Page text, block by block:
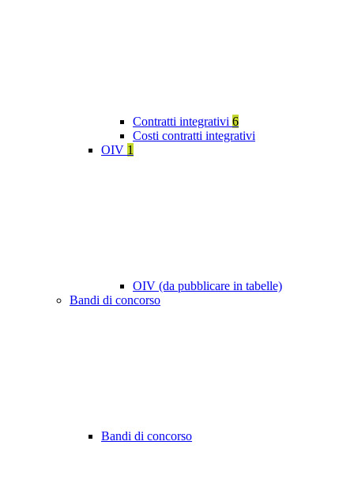
Contratti integrativi 6
Costi contratti integrativi
OIV 1
OIV (da pubblicare in tabelle)
Bandi di concorso
Bandi di concorso